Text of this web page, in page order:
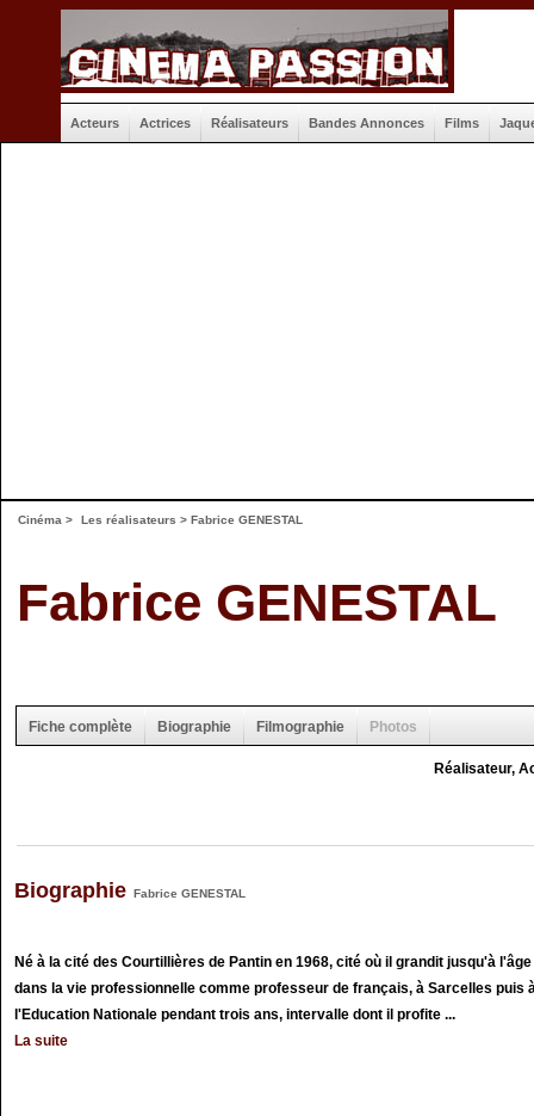
Acteurs Actrices Réalisateurs Bandes Annonces Films
Cinéma > Les réalisateurs > Fabrice GENESTAL
Fabrice GENESTAL
Fiche complète Biographie Filmographie Photos
Réalisateur,
Biographie Fabrice GENESTAL
Né à la cité des Courtillières de Pantin en 1968, cité où il grandit jusqu'à
dans la vie professionnelle comme professeur de français, à Sarcelles puis
l'Education Nationale pendant trois ans, intervalle dont il profite ...
La suite